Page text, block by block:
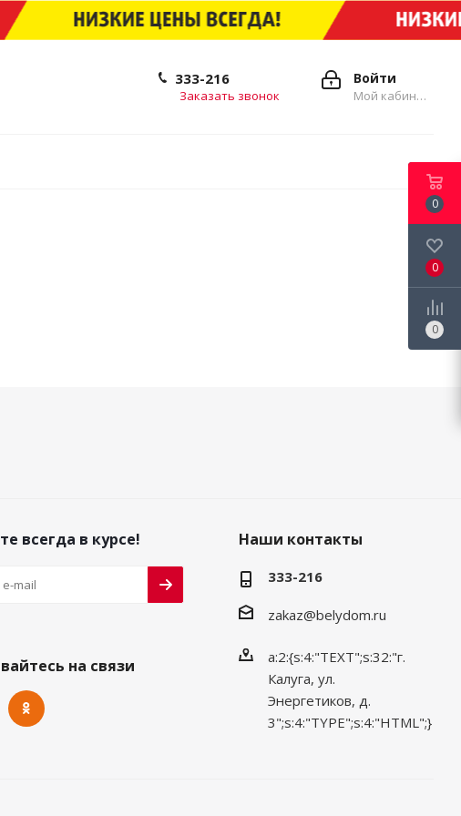
Войти
Мой кабинет
333-216
Заказать звонок
всегда в курсе!
на связи
Наши контакты
333-216
zakaz@belydom.ru
a:2:{s:4:"TEXT";s:32:"г.
Калуга, ул.
Энергетиков, д.
3";s:4:"TYPE";s:4:"HTML";}
0
0
0